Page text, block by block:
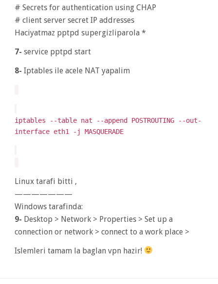
# Secrets for authentication using CHAP
# client server secret IP addresses
Haciyatmaz pptpd supergizliparola *
7- service pptpd start
8- Iptables ile acele NAT yapalim
iptables --table nat --append POSTROUTING --out-
interface eth1 -j MASQUERADE
Linux tarafi bitti ,
———————
Windows tarafinda:
9- Desktop > Network > Properties > Set up a
connection or network > connect to a work place >
Islemleri tamam la baglan vpn hazir!